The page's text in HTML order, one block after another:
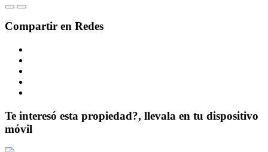
Compartir en Redes
Te interesó esta propiedad?, llevala en tu dispositivo
móvil